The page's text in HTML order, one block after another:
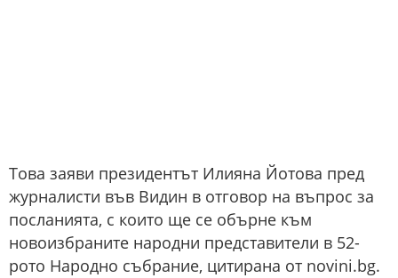
Това заяви президентът Илияна Йотова пред
журналисти във Видин в отговор на въпрос за
посланията, с които ще се обърне към
новоизбраните народни представители в 52-
рото Народно събрание, цитирана от novini.bg.